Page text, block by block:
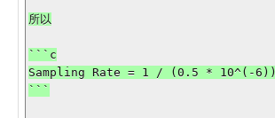
所以
```c
Sampling Rate = 1 / (0.5 * 10^(-6))
```